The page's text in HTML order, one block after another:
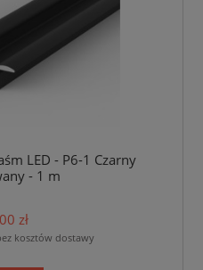
LED - P6-1 Czarny
- 1 m
zł
kosztów dostawy